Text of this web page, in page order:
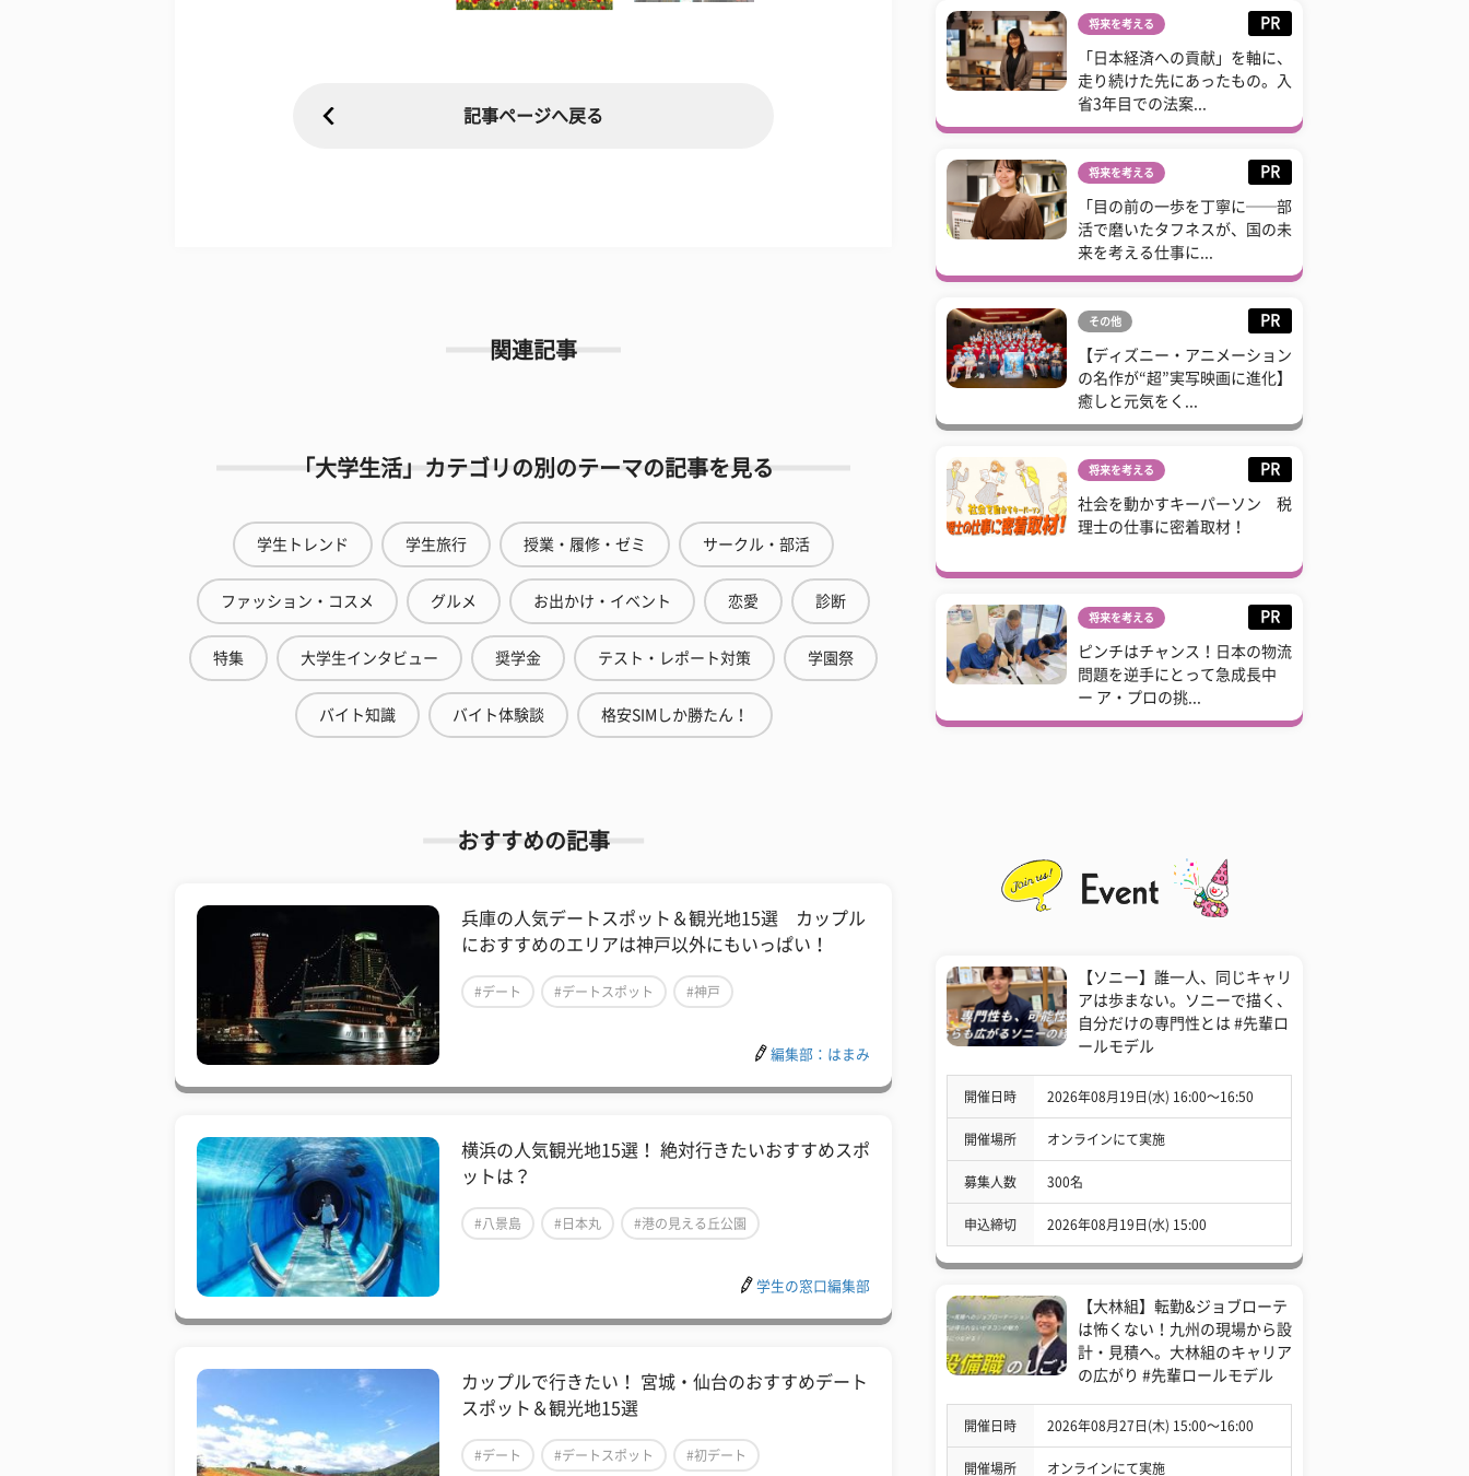
記事ページへ戻る
関連記事
「大学生活」カテゴリの別のテーマの記事を見る
学生トレンド 学生旅行 授業・履修・ゼミ サークル・部活
ファッション・コスメ グルメ お出かけ・イベント 恋愛 診断
特集 大学生インタビュー 奨学金 テスト・レポート対策 学園祭
バイト知識 バイト体験談 格安SIMしか勝たん！
おすすめの記事
兵庫の人気デートスポット＆観光地15選 カップル
におすすめのエリアは神戸以外にもいっぱい！
#デート #デートスポット #神戸
編集部：はまみ
横浜の人気観光地15選！ 絶対行きたいおすすめスポ
ットは？
#八景島 #日本丸 #港の見える丘公園
学生の窓口編集部
カップルで行きたい！ 宮城・仙台のおすすめデート
スポット＆観光地15選
#デート #デートスポット #初デート
将来を考える PR
「日本経済への貢献」を軸に、
走り続けた先にあったもの。入
省3年目での法案...
将来を考える PR
「目の前の一歩を丁寧に──部
活で磨いたタフネスが、国の未
来を考える仕事に...
その他 PR
【ディズニー・アニメーション
の名作が“超”実写映画に進化】
癒しと元気をく...
将来を考える PR
社会を動かすキーパーソン 税
理士の仕事に密着取材！
将来を考える PR
ピンチはチャンス！日本の物流
問題を逆手にとって急成長中
ー ア・プロの挑...
【ソニー】誰一人、同じキャリ
アは歩まない。ソニーで描く、
自分だけの専門性とは #先輩ロ
ールモデル
開催日時 2026年08月19日(水) 16:00〜16:50
開催場所 オンラインにて実施
募集人数 300名
申込締切 2026年08月19日(水) 15:00
【大林組】転勤&ジョブローテ
は怖くない！九州の現場から設
計・見積へ。大林組のキャリア
の広がり #先輩ロールモデル
開催日時 2026年08月27日(木) 15:00〜16:00
開催場所 オンラインにて実施